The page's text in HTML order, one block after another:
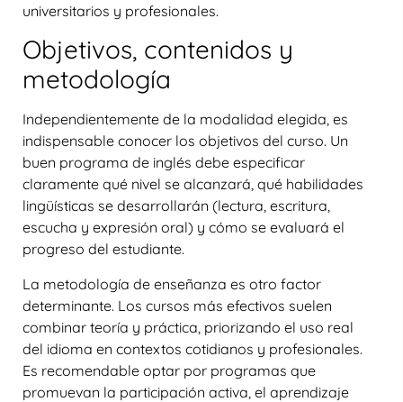
universitarios y profesionales.
Objetivos, contenidos y
metodología
Independientemente de la modalidad elegida, es
indispensable conocer los objetivos del curso. Un
buen programa de inglés debe especificar
claramente qué nivel se alcanzará, qué habilidades
lingüísticas se desarrollarán (lectura, escritura,
escucha y expresión oral) y cómo se evaluará el
progreso del estudiante.
La metodología de enseñanza es otro factor
determinante. Los cursos más efectivos suelen
combinar teoría y práctica, priorizando el uso real
del idioma en contextos cotidianos y profesionales.
Es recomendable optar por programas que
promuevan la participación activa, el aprendizaje